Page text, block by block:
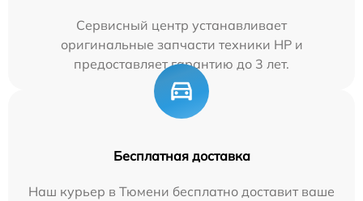
Сервисный центр устанавливает
оригинальные запчасти техники HP и
предоставляет гарантию до 3 лет.
Бесплатная доставка
Наш курьер в Тюмени бесплатно доставит ваше